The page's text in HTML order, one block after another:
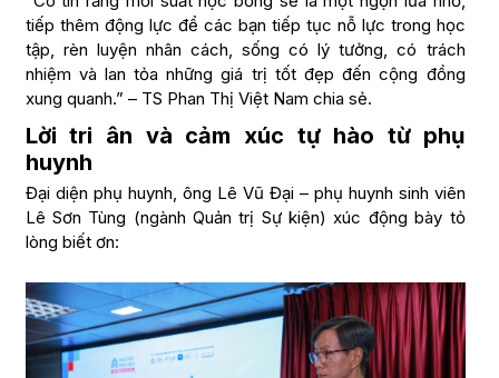
tiếp thêm động lực để các bạn tiếp tục nỗ lực trong học
tập, rèn luyện nhân cách, sống có lý tưởng, có trách
nhiệm và lan tỏa những giá trị tốt đẹp đến cộng đồng
xung quanh.” – TS Phan Thị Việt Nam chia sẻ.
Lời tri ân và cảm xúc tự hào từ phụ
huynh
Đại diện phụ huynh, ông Lê Vũ Đại – phụ huynh sinh viên
Lê Sơn Tùng (ngành Quản trị Sự kiện) xúc động bày tỏ
lòng biết ơn: